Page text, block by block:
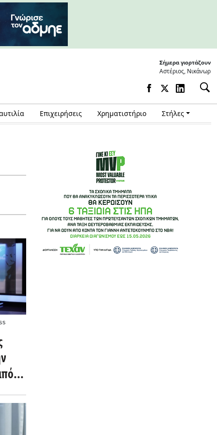
Σήμερα γιορτάζουν
Αστέριος, Νικάνωρ
Επιχειρήσεις Χρηματιστήριο Στήλες